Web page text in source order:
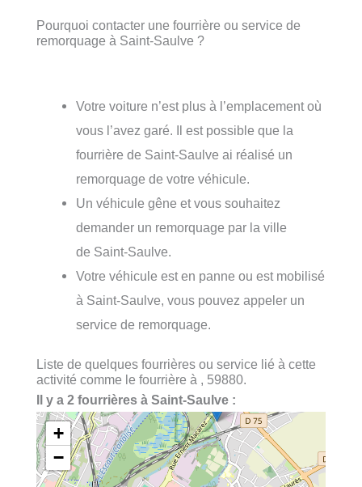
Pourquoi contacter une fourrière ou service de
remorquage à Saint-Saulve ?
Votre voiture n’est plus à l’emplacement où
vous l’avez garé. Il est possible que la
fourrière de Saint-Saulve ai réalisé un
remorquage de votre véhicule.
Un véhicule gêne et vous souhaitez
demander un remorquage par la ville
de Saint-Saulve.
Votre véhicule est en panne ou est mobilisé
à Saint-Saulve, vous pouvez appeler un
service de remorquage.
Liste de quelques fourrières ou service lié à cette
activité comme le fourrière à , 59880.
Il y a 2 fourrières à Saint-Saulve :
+
−